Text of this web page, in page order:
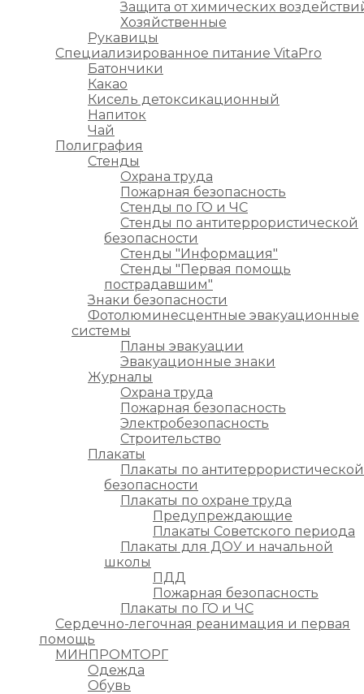
Защита от химических
Хозяйственные
Рукавицы
Специализированное питание VitaPro
Батончики
Какао
Кисель детоксикационный
Напиток
Чай
Полиграфия
Стенды
Охрана труда
Пожарная безопасность
Стенды по ГО и ЧС
Стенды по антитеррористической
безопасности
Стенды "Информация"
Стенды "Первая помощь
пострадавшим"
Знаки безопасности
Фотолюминесцентные эвакуационные
системы
Планы эвакуации
Эвакуационные знаки
Журналы
Охрана труда
Пожарная безопасность
Электробезопасность
Строительство
Плакаты
Плакаты по антитеррористической
безопасности
Плакаты по охране труда
Предупреждающие
Плакаты Советского периода
Плакаты для ДОУ и начальной
школы
ПДД
Пожарная безопасность
Плакаты по ГО и ЧС
Сердечно-легочная реанимация и первая
помощь
МИНПРОМТОРГ
Одежда
Обувь